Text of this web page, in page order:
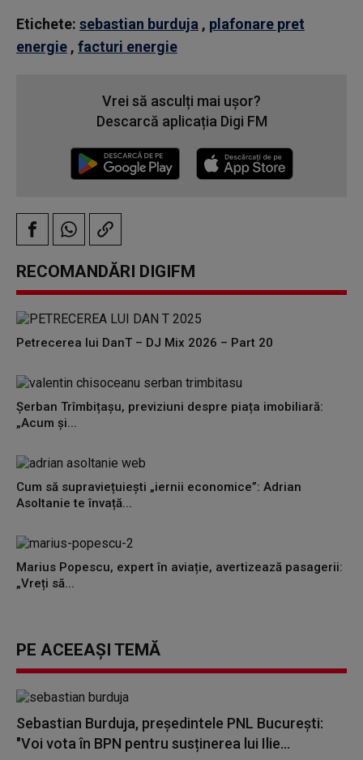
Etichete: sebastian burduja , plafonare pret
energie , facturi energie
Vrei să asculți mai ușor?
Descarcă aplicația Digi FM
RECOMANDĂRI DIGIFM
Petrecerea lui DanT – DJ Mix 2026 – Part 20
Șerban Trîmbițașu, previziuni despre piața imobiliară:
„Acum și...
Cum să supraviețuiești „iernii economice”: Adrian
Asoltanie te învață...
Marius Popescu, expert în aviație, avertizează pasagerii:
„Vreți să...
PE ACEEAȘI TEMĂ
Sebastian Burduja, președintele PNL București:
"Voi vota în BPN pentru susținerea lui Ilie...